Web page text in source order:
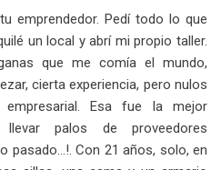
emprendedor. Pedí todo lo que
un local y abrí mi propio taller.
que me comía el mundo,
cierta experiencia, pero nulos
Esa fue la mejor
palos de proveedores
pasado…!. Con 21 años, solo, en